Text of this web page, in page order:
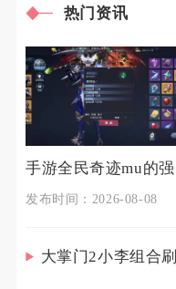
热门资讯
发布时间：2026-08-08
大掌门2小李组合